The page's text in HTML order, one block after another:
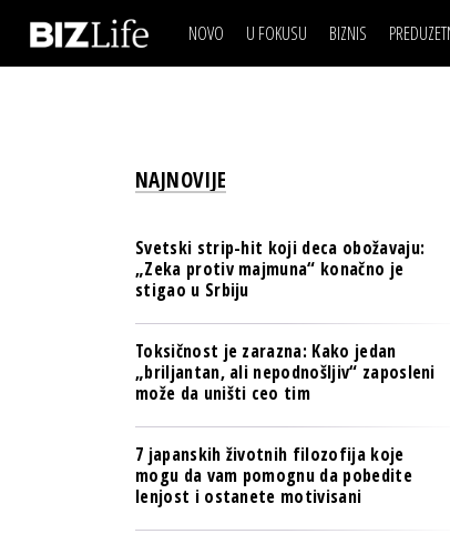
NOVO U FOKUSU BIZNIS
BANKE
TECH I AI
BIZNIS & SPORT
PULS REGIONA
NOVO NA RAFU
IZJAVA DANABIZNIS SCENA
BREND I
OSIGURANJE
TECH I AI
PULS REGIONA
NAJNOVIJE
Svetski strip-hit koji deca obožavaju:
„Zeka protiv majmuna“ konačno je
stigao u Srbiju
Toksičnost je zarazna: Kako jedan
„briljantan, ali nepodnošljiv“ zaposleni
može da uništi ceo tim
7 japanskih životnih filozofija koje
mogu da vam pomognu da pobedite
lenjost i ostanete motivisani